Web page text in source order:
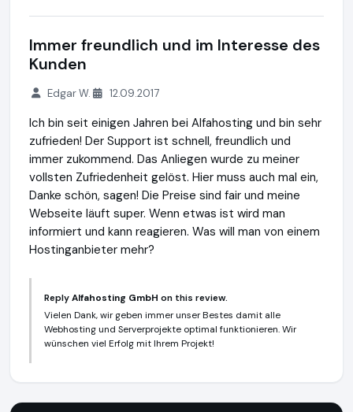
Immer freundlich und im Interesse des
Kunden
Edgar W. 12.09.2017
Ich bin seit einigen Jahren bei Alfahosting und bin sehr
zufrieden! Der Support ist schnell, freundlich und
immer zukommend. Das Anliegen wurde zu meiner
vollsten Zufriedenheit gelöst. Hier muss auch mal ein,
Danke schön, sagen! Die Preise sind fair und meine
Webseite läuft super. Wenn etwas ist wird man
informiert und kann reagieren. Was will man von einem
Hostinganbieter mehr?
ReplyAlfahosting GmbH on this review.
Vielen Dank, wir geben immer unser Bestes damit alle
Webhosting und Serverprojekte optimal funktionieren. Wir
wünschen viel Erfolg mit Ihrem Projekt!